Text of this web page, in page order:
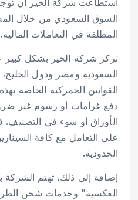
استطاعت شركة الخير أن
السوق السعودي من خلال
المطلقة في التعاملات المالية.
تركز شركة الخير بشكل كبير
السعودية ومصر ودول
القوانين الجمركية الخاصة
دفع غرامات أو رسوم غير
الأوراق أو سوء في
على التعامل مع كافة
الحدودية.
إضافة إلى ذلك، تهتم الشركة
العكسية” وخدمات شحن